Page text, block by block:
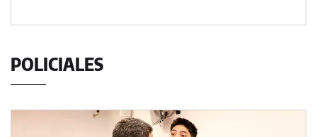
POLICIALES